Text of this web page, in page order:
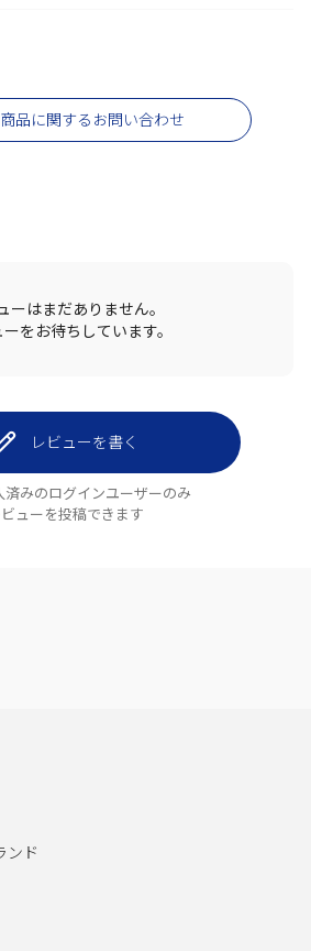
品に関するお問い合わせ
ーはまだありません。
ーをお待ちしています。
レビューを書く
済みのログインユーザーのみ
ビューを投稿できます
ンド